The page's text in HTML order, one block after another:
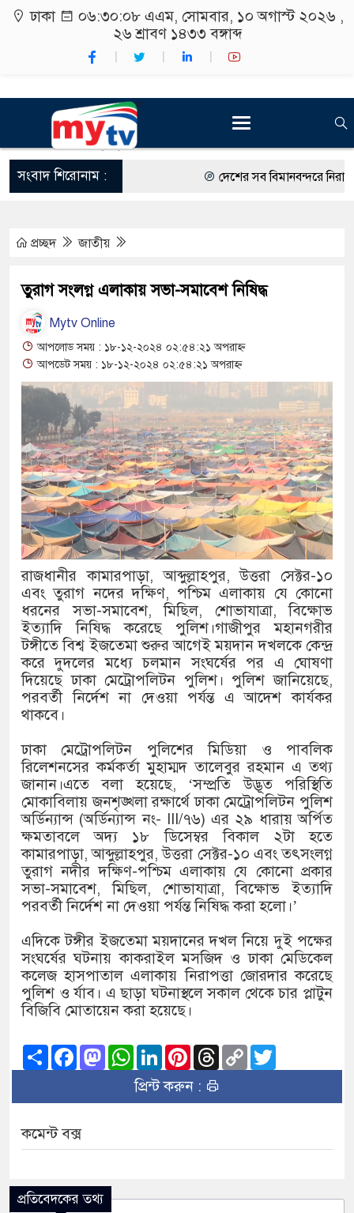
ঢাকা ০৬:৩০:০৯ এএম, সোমবার, ১০ অগাস্ট ২০২৬ ,
২৬ শ্রাবণ ১৪৩৩ বঙ্গাব্দ
সংবাদ শিরোনাম : দেশের সব বিমানবন্দরে নিরাপত্তা
কর্মসূচীর শুভসূচনা।
রং ফর্সাকারী ৮ ব্র্যান্ডের ক্রিমে
থাকায় বিক্রিতে নিষেধাজ্ঞা
অত্যাচারের ছবি যেন আর তুলতে
আলাল
‘গুলশানের চামেলি’তে ভিন্ন
যৌনকর্মীর দালাল চরিত্রে
সারজিস-পাটোয়ারীসহ ১০ জনের
গুলশান থেকে সাবেক মন্ত্রী লতিফ
‘স্কুটি নাকি গোল্ড?’
এর ফ্রিডম ব্র্যান্ড, বাড়ল
সংবিধান অনুযায়ী যথাসময়ে
খিলক্ষেত থানা বিএনপির যুগ্ম
দেশের ৬ অঞ্চলে ঝড়ের আভাস
সার্ককে আরও গতিশীল করতে চায়
প্রেমের সম্পর্ক ছিন্ন না করায়
প্রধানমন্ত্রীর সঙ্গে নবনিযুক্ত
হামের উপসর্গে আরও ৬ প্রাণহানি,
অবশেষে পদত্যাগ করলেন ভারতের
জামায়াত ফেরেশতাদের দল নয়,
প্রচ্ছদ জাতীয়
তুরাগ সংলগ্ন এলাকায় সভা-সমাবেশ নিষিদ্ধ
Mytv Online
আপলোড সময় : ১৮-১২-২০২৪ ০২:৫৪:২১ অপরাহ্ন
আপডেট সময় : ১৮-১২-২০২৪ ০২:৫৪:২১ অপরাহ্ন
রাজধানীর কামারপাড়া, আব্দুল্লাহপুর, উত্তরা সেক্টর-১০
এবং তুরাগ নদের দক্ষিণ, পশ্চিম এলাকায় যে কোনো
ধরনের সভা-সমাবেশ, মিছিল, শোভাযাত্রা, বিক্ষোভ
ইত্যাদি নিষিদ্ধ করেছে পুলিশ।গাজীপুর মহানগরীর
টঙ্গীতে বিশ্ব ইজতেমা শুরুর আগেই ময়দান দখলকে কেন্দ্র
করে দুদলের মধ্যে চলমান সংঘর্ষের পর এ ঘোষণা
দিয়েছে ঢাকা মেট্রোপলিটন পুলিশ। পুলিশ জানিয়েছে,
পরবর্তী নির্দেশ না দেওয়া পর্যন্ত এ আদেশ কার্যকর
থাকবে।
ঢাকা মেট্রোপলিটন পুলিশের মিডিয়া ও পাবলিক
রিলেশনসের কর্মকর্তা মুহাম্মদ তালেবুর রহমান এ তথ্য
জানান।এতে বলা হয়েছে, ‘সম্প্রতি উদ্ভূত পরিস্থিতি
মোকাবিলায় জনশৃঙ্খলা রক্ষার্থে ঢাকা মেট্রোপলিটন পুলিশ
অর্ডিন্যান্স (অর্ডিন্যান্স নং- III/৭৬) এর ২৯ ধারায় অর্পিত
ক্ষমতাবলে অদ্য ১৮ ডিসেম্বর বিকাল ২টা হতে
কামারপাড়া, আব্দুল্লাহপুর, উত্তরা সেক্টর-১০ এবং তৎসংলগ্ন
তুরাগ নদীর দক্ষিণ-পশ্চিম এলাকায় যে কোনো প্রকার
সভা-সমাবেশ, মিছিল, শোভাযাত্রা, বিক্ষোভ ইত্যাদি
পরবর্তী নির্দেশ না দেওয়া পর্যন্ত নিষিদ্ধ করা হলো।’
এদিকে টঙ্গীর ইজতেমা ময়দানের দখল নিয়ে দুই পক্ষের
সংঘর্ষের ঘটনায় কাকরাইল মসজিদ ও ঢাকা মেডিকেল
কলেজ হাসপাতাল এলাকায় নিরাপত্তা জোরদার করেছে
পুলিশ ও র্যাব। এ ছাড়া ঘটনাস্থলে সকাল থেকে চার প্লাটুন
বিজিবি মোতায়েন করা হয়েছে।
ShareFacebook
Mastodon
WhatsApp
LinkedInPinterest
Threads
Copy
Link
প্রিন্ট করুন :
কমেন্ট বক্স
প্রতিবেদকের তথ্য